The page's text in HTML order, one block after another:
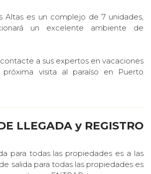
Altas es un complejo de 7 unidades,
un excelente ambiente de
a sus expertos en vacaciones
próxima visita al paraíso en Puerto
LLEGADA y REGISTRO
para todas las propiedades es a las
salida para todas las propiedades es